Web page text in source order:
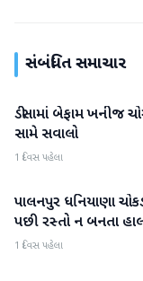
સંબંધિત સમાચાર
બનાસકાંઠા
ડીસામાં બેફામ ખનીજ
સામે સવાલો
1 દિવસ પહેલા
બનાસકાંઠા
પાલનપુર ધનિયાણા
પછી રસ્તો ન બનતા
1 દિવસ પહેલા